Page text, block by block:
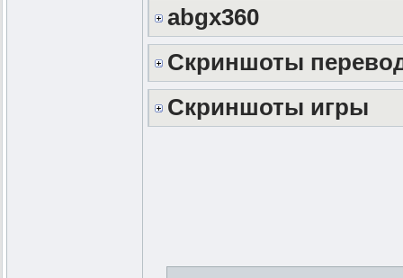
abgx360
Скриншоты
Скриншоты игры